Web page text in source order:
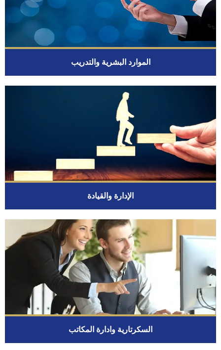
الموارد البشرية والتدريب
الإدارة والقيادة
السكرتارية وادارة المكاتب